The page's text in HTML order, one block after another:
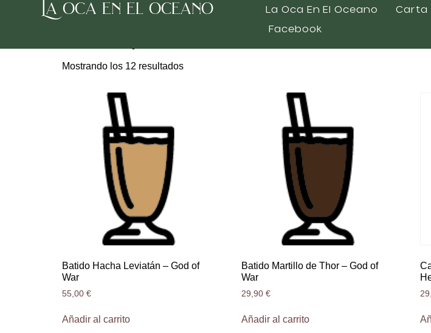
La oca en el oceano La Oca En El Oceano Carta
Facebook
Inicio /Batidos /batidos Frikiverso/ Checkpoint Shakes
Checkpoint Shakes
Mostrando los 12 resultados
Batido Hacha Leviatán – God of
War
55,00 €
Añadir al carrito
Batido Martillo de Thor – God of
War
29,90 €
Añadir al carrito